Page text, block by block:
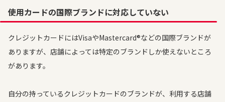
使用カードの国際ブランドに対応していない
クレジットカードにはVisaやMastercard®などの国際ブランドが
ありますが、店舗によっては特定のブランドしか使えないところ
があります。
自分の持っているクレジットカードのブランドが、利用する店舗